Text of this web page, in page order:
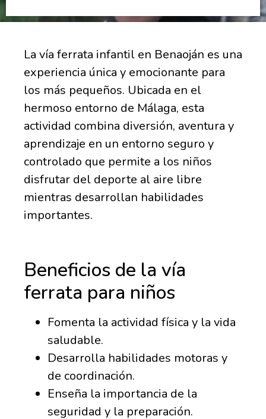
La vía ferrata infantil en Benaoján es una
experiencia única y emocionante para
los más pequeños. Ubicada en el
hermoso entorno de Málaga, esta
actividad combina diversión, aventura y
aprendizaje en un entorno seguro y
controlado que permite a los niños
disfrutar del deporte al aire libre
mientras desarrollan habilidades
importantes.
Beneficios de la vía
ferrata para niños
Fomenta la actividad física y la vida
saludable.
Desarrolla habilidades motoras y
de coordinación.
Enseña la importancia de la
seguridad y la preparación.